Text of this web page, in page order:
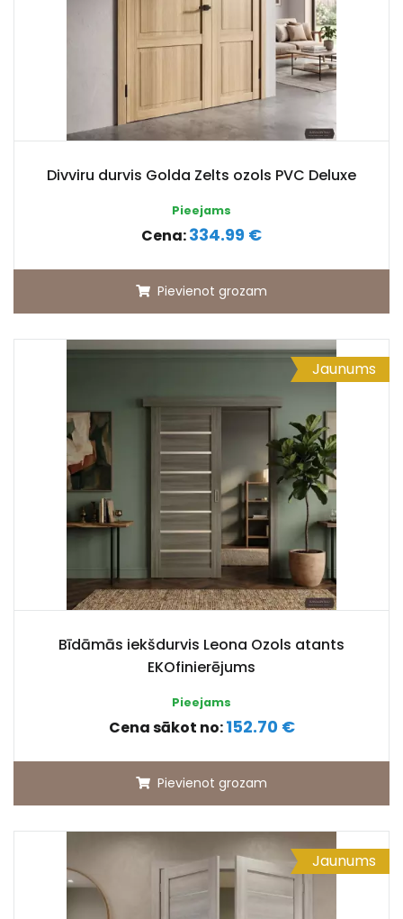
Divviru durvis Golda Zelts ozols PVC Deluxe
Pieejams
Cena:334.99 €
Pievienot grozam
Jaunums
Bīdāmās iekšdurvis Leona Ozols atants
EKOfinierējums
Pieejams
Cena sākot no:152.70 €
Pievienot grozam
Jaunums